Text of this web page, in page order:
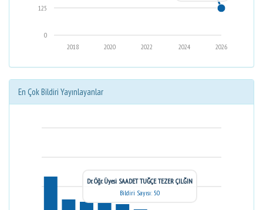
0
125
2026
2024
2022
2020
2018
En Çok Bildiri Yayınlayanlar
Dr. Öğr. Üyesi SAADET TUĞÇE TEZER ÇILĞIN
Bildiri Sayısı: 50